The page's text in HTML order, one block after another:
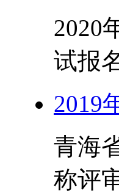
2020
试报
2019
青海
称评